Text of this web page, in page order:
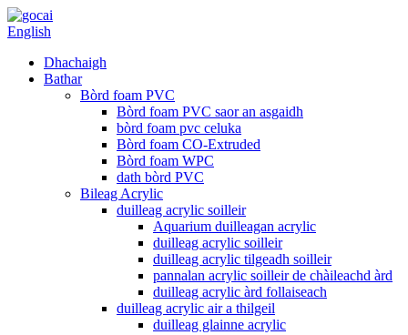
English
Dhachaigh
Bathar
Bòrd foam PVC
Bòrd foam PVC saor an asgaidh
bòrd foam pvc celuka
Bòrd foam CO-Extruded
Bòrd foam WPC
dath bòrd PVC
Bileag Acrylic
duilleag acrylic soilleir
Aquarium duilleagan acrylic
duilleag acrylic soilleir
duilleag acrylic tilgeadh soilleir
pannalan acrylic soilleir de chàileachd àrd
duilleag acrylic àrd follaiseach
duilleag acrylic air a thilgeil
duilleag glainne acrylic